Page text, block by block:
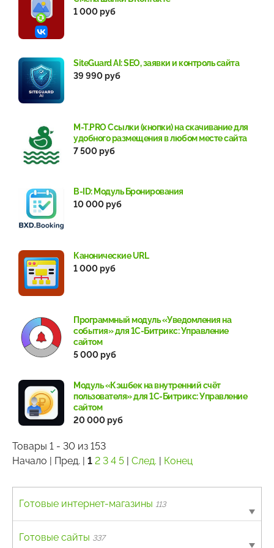
Готовые интернет-магазины 113
B2B4
Готовые сайты 337
1 000 руб
SiteGuard AI: SEO, заявки и контроль сайта
39 990 руб
M-T.PRO Ссылки (кнопки) на скачивание для
удобного размещения в любом месте сайта
7 500 руб
B-ID: Модуль Бронирования
10 000 руб
Канонические URL
1 000 руб
Программный модуль «Уведомления на
события» для 1С-Битрикс: Управление
сайтом
5 000 руб
Модуль «Кэшбек на внутренний счёт
пользователя» для 1С-Битрикс: Управление
сайтом
20 000 руб
Товары 1 - 30 из 153
Начало | Пред. | 1 2 3 4 5 | След. | Конец